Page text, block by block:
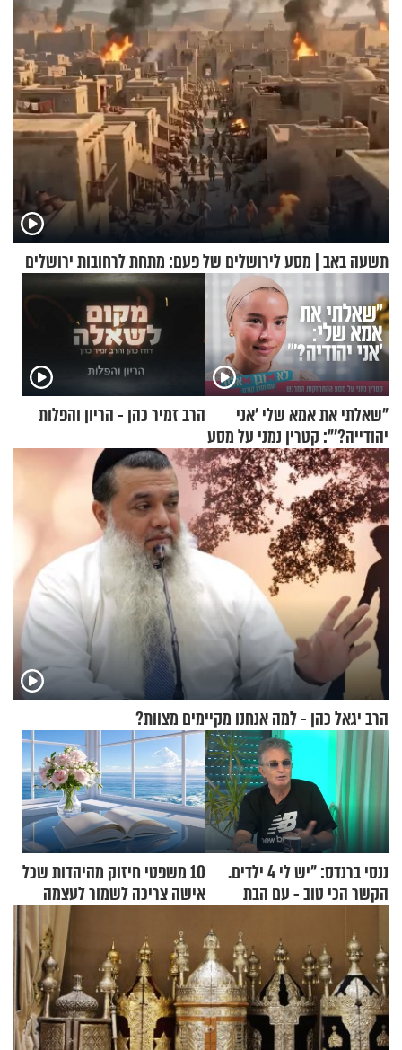
תשעה באב | מסע לירושלים של פעם: מתחת לרחובות ירושלים
"שאלתי את אמא שלי 'אני
יהודייה?'": קטרין נמני על מסע
ההתחזקות המרגש
הרב זמיר כהן - הריון והפלות
הרב יגאל כהן - למה אנחנו מקיימים מצוות?
ננסי ברנדס: "יש לי 4 ילדים.
הקשר הכי טוב - עם הבת
10 משפטי חיזוק מהיהדות שכל
אישה צריכה לשמור לעצמה